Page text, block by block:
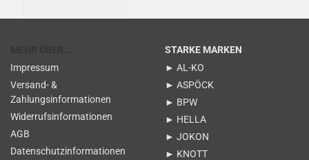
Impressum
Versand- &
Zahlungsinformationen
Widerrufsinformationen
AGB
Datenschutzinformationen
STARKE MARKEN
► AL-KO
► ASPÖCK
► BPW
► HELLA
► JOKON
► KNOTT